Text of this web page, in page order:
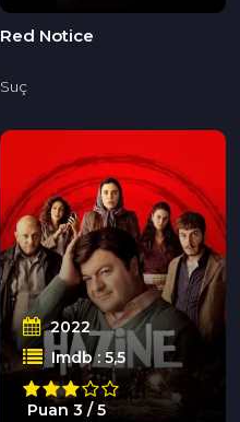
Red Notice
Suç
2022
Imdb : 5,5
Puan 3 / 5